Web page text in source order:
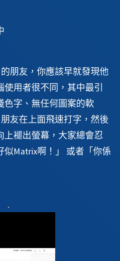
朋友，你應該早就發現他
用者很不同，其中最引
色字、無任何圖案的軟
友在上面飛速打字，然後
上褪出螢幕，大家總會忍
Matrix啊！」 或者「你係